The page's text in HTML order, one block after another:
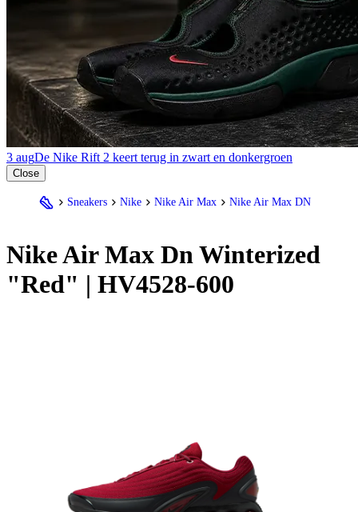
3 augDe Nike Rift 2 keert terug in zwart en donkergroen
Close
Sneakers Nike Nike Air Max Nike Air Max DN
NikeAir Max Dn Winterized
"Red" | HV4528-600